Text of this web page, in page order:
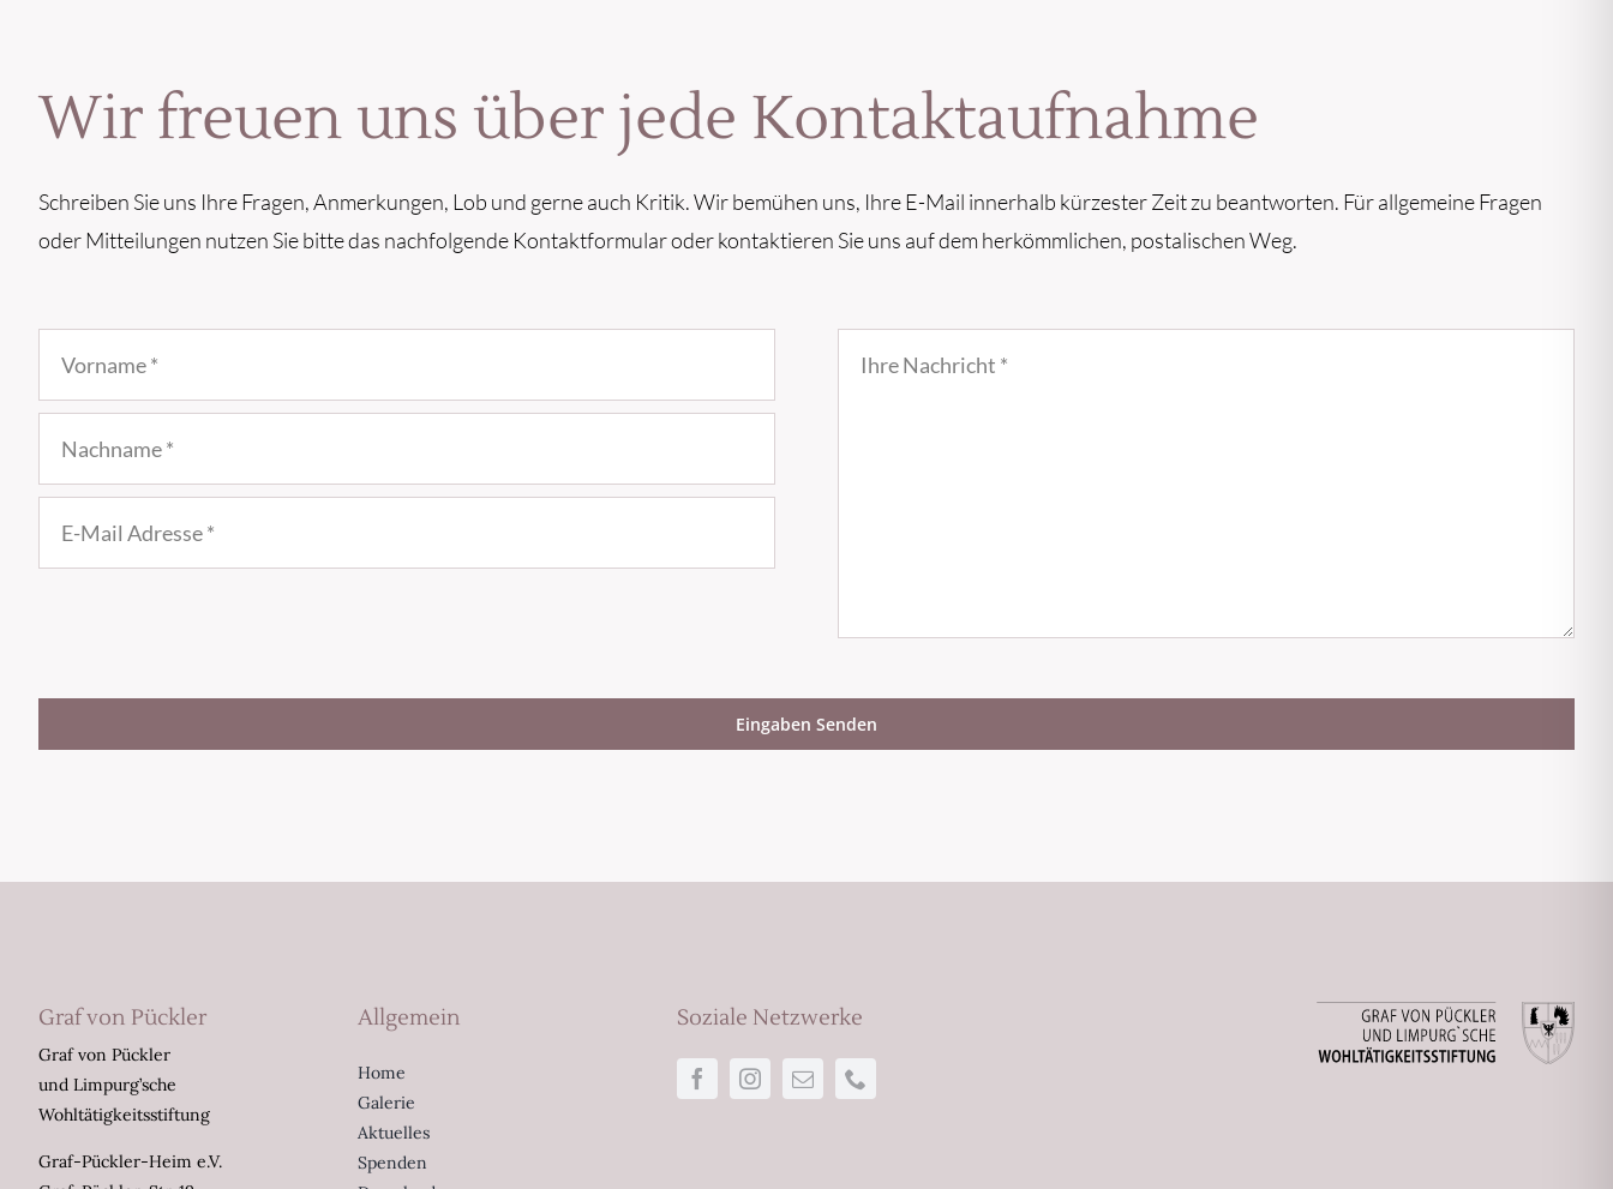
Wir freuen uns über jede Kontaktaufnahme
Schreiben Sie uns Ihre Fragen, Anmerkungen, Lob und gerne auch Kritik. Wir bemühen uns, Ihre E-Mail innerhalb kürzester Zeit zu beantworten. Für allgemeine Fragen
oder Mitteilungen nutzen Sie bitte das nachfolgende Kontaktformular oder kontaktieren Sie uns auf dem herkömmlichen, postalischen Weg.
Eingaben Senden
Graf von Pückler
Graf von Pückler
und Limpurg’sche
Wohltätigkeitsstiftung
Graf-Pückler-Heim e.V.
Allgemein
Home
Galerie
Aktuelles
Spenden
Soziale Netzwerke